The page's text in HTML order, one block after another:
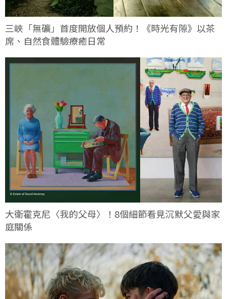
三峽「無礦」首度開放個人預約！《時光有隙》以茶
席、自然食體驗療癒日常
大衛霍克尼〈我的父母〉！8個細節看見沉默父愛與家
庭關係